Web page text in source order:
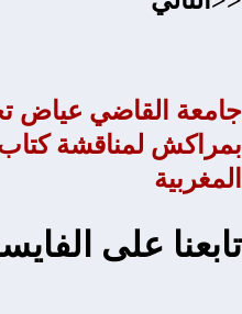
جامعة القاضي عياض
بمراكش لمناقشة
المغربية
تابعنا على